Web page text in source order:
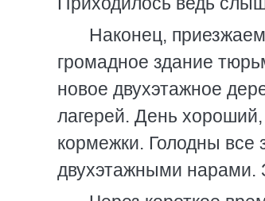
Наконец,
громадное здание
новое двухэтажное
лагерей. День
кормежки. Голодны
двухэтажными нарами.